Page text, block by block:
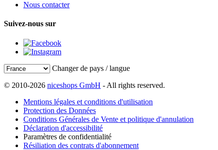
Nous contacter
Suivez-nous sur
Changer de pays / langue
© 2010-2026 niceshops GmbH - All rights reserved.
Mentions légales et conditions d'utilisation
Protection des Données
Conditions Générales de Vente et politique d'annulation
Déclaration d'accessibilité
Paramètres de confidentialité
Résiliation des contrats d'abonnement